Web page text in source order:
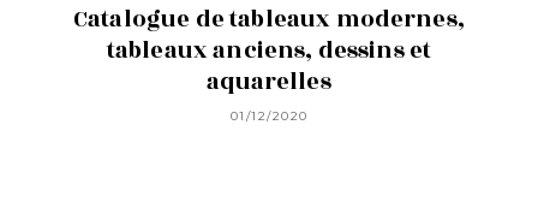
Catalogue de tableaux modernes,
tableaux anciens, dessins et
aquarelles
01/12/2020